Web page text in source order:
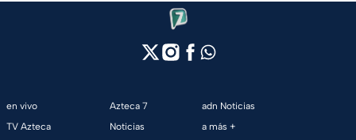
en vivo
TV Azteca
Azteca 7
Noticias
adn Noticias
a más +